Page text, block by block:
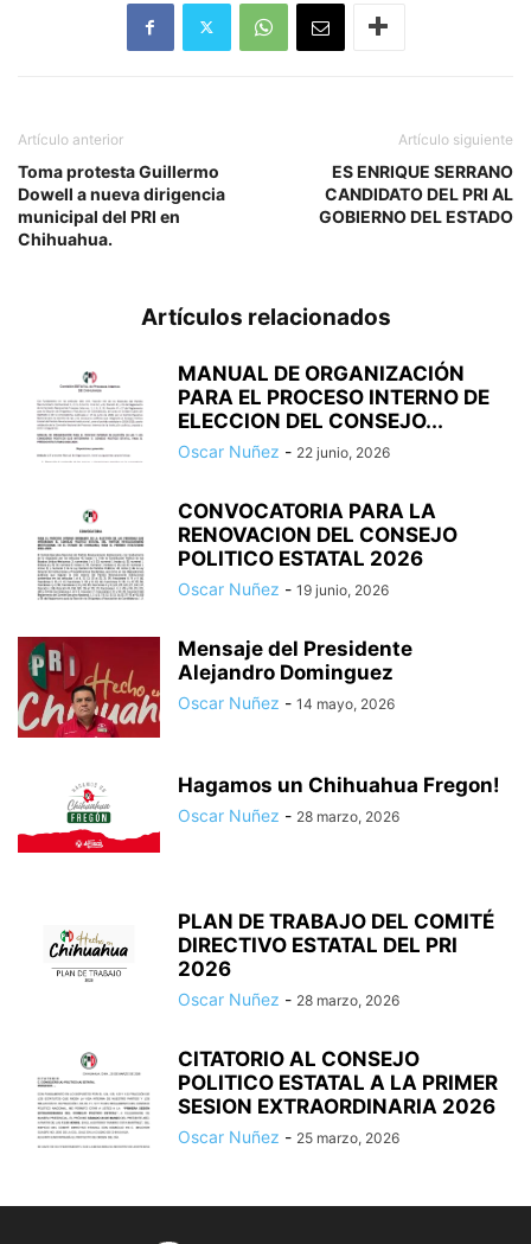
Artículo anterior
Toma protesta Guillermo
Dowell a nueva dirigencia
municipal del PRI en
Chihuahua.
Artículo siguiente
ES ENRIQUE SERRANO
CANDIDATO DEL PRI AL
GOBIERNO DEL ESTADO
Artículos relacionados
MANUAL DE ORGANIZACIÓN
PARA EL PROCESO INTERNO DE
ELECCION DEL CONSEJO...
Oscar Nuñez - 22 junio, 2026
CONVOCATORIA PARA LA
RENOVACION DEL CONSEJO
POLITICO ESTATAL 2026
Oscar Nuñez - 19 junio, 2026
Mensaje del Presidente
Alejandro Dominguez
Oscar Nuñez - 14 mayo, 2026
Hagamos un Chihuahua Fregon!
Oscar Nuñez - 28 marzo, 2026
PLAN DE TRABAJO DEL COMITÉ
DIRECTIVO ESTATAL DEL PRI
2026
Oscar Nuñez - 28 marzo, 2026
CITATORIO AL CONSEJO
POLITICO ESTATAL A LA PRIMER
SESION EXTRAORDINARIA 2026
Oscar Nuñez - 25 marzo, 2026